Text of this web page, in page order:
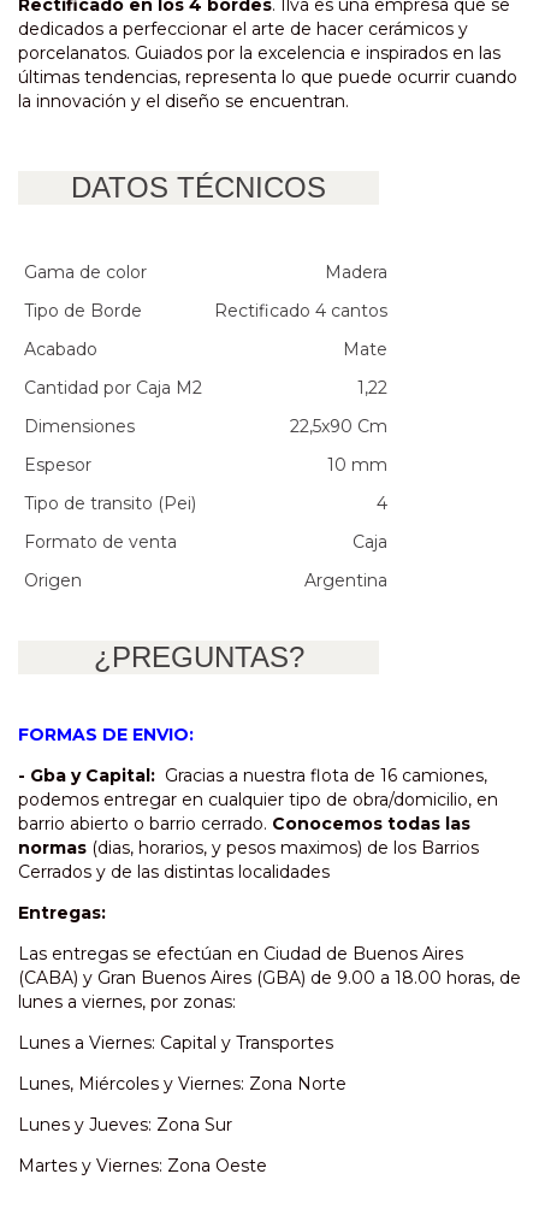
Rectificado en los 4 bordes.
Ilva es una empresa que se
dedicados a perfeccionar el arte de hacer cerámicos y
porcelanatos. Guiados por la excelencia e inspirados en las
últimas tendencias, representa lo que puede ocurrir cuando
la innovación y el diseño se encuentran.
DATOS TÉCNICOS
Gama de color
Madera
Tipo de Borde
Rectificado 4 cantos
Acabado
Mate
Cantidad por Caja M2
1,22
Dimensiones
22,5x90 Cm
Espesor
10 mm
Tipo de transito (Pei)
4
Formato de venta
Caja
Origen
Argentina
¿PREGUNTAS?
FORMAS DE ENVIO:
- Gba y Capital: Gracias a nuestra flota de 16 camiones,
podemos entregar en cualquier tipo de obra/domicilio, en
barrio abierto o barrio cerrado. Conocemos todas las
normas (dias, horarios, y pesos maximos) de los Barrios
Cerrados y de las distintas localidades
Entregas:
Las entregas se efectúan en Ciudad de Buenos Aires
(CABA) y Gran Buenos Aires (GBA) de 9.00 a 18.00 horas, de
lunes a viernes, por zonas:
Lunes a Viernes: Capital y Transportes
Lunes, Miércoles y Viernes: Zona Norte
Lunes y Jueves: Zona Sur
Martes y Viernes: Zona Oeste